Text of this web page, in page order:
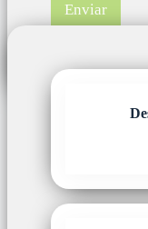
Enviar